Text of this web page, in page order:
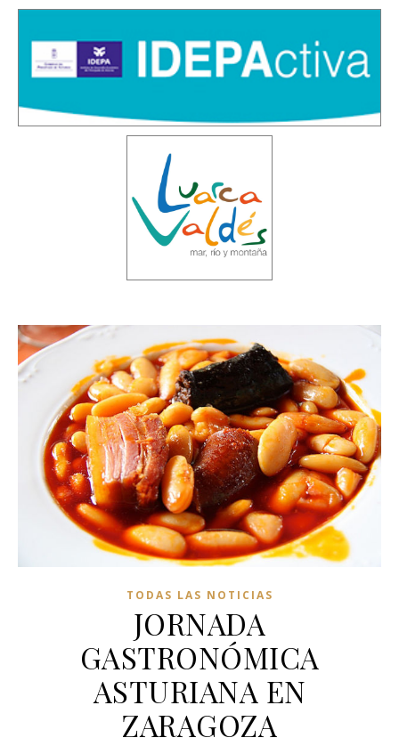
TODAS LAS NOTICIAS
JORNADA
GASTRONÓMICA
ASTURIANA EN
ZARAGOZA